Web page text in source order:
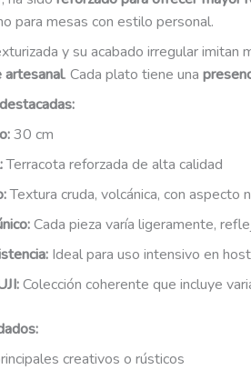
para mesas con estilo personal.
y su acabado irregular
. Cada plato tiene una
30 cm
Terracota reforzada de alta calidad
Textura cruda, volcánica, con aspecto
Cada pieza varía ligeramente,
Ideal para uso intensivo en
Colección coherente que incluye
creativos o rústicos